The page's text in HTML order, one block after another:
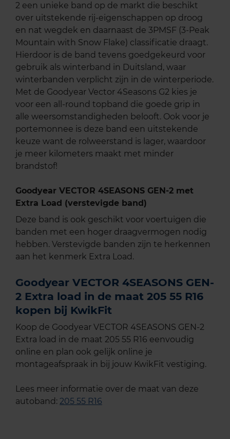
2 een unieke band op de markt die beschikt
over uitstekende rij-eigenschappen op droog
en nat wegdek en daarnaast de 3PMSF (3-Peak
Mountain with Snow Flake) classificatie draagt.
Hierdoor is de band tevens goedgekeurd voor
gebruik als winterband in Duitsland, waar
winterbanden verplicht zijn in de winterperiode.
Met de Goodyear Vector 4Seasons G2 kies je
voor een all-round topband die goede grip in
alle weersomstandigheden belooft. Ook voor je
portemonnee is deze band een uitstekende
keuze want de rolweerstand is lager, waardoor
je meer kilometers maakt met minder
brandstof!
Goodyear VECTOR 4SEASONS GEN-2 met
Extra Load (verstevigde band)
Deze band is ook geschikt voor voertuigen die
banden met een hoger draagvermogen nodig
hebben. Verstevigde banden zijn te herkennen
aan het kenmerk Extra Load.
Goodyear VECTOR 4SEASONS GEN-
2 Extra load in de maat 205 55 R16
kopen bij KwikFit
Koop de Goodyear VECTOR 4SEASONS GEN-2
Extra load in de maat 205 55 R16 eenvoudig
online en plan ook gelijk online je
montageafspraak in bij jouw KwikFit vestiging.
Lees meer informatie over de maat van deze
autoband: 205 55 R16